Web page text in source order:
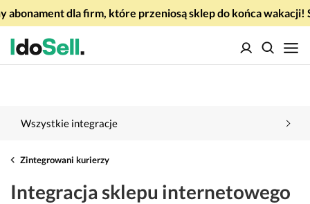
abonament dla firm, które przeniosą sklep do końca wakacji!
Wszystkie integracje
Zintegrowani kurierzy
Integracja sklepu internetowego